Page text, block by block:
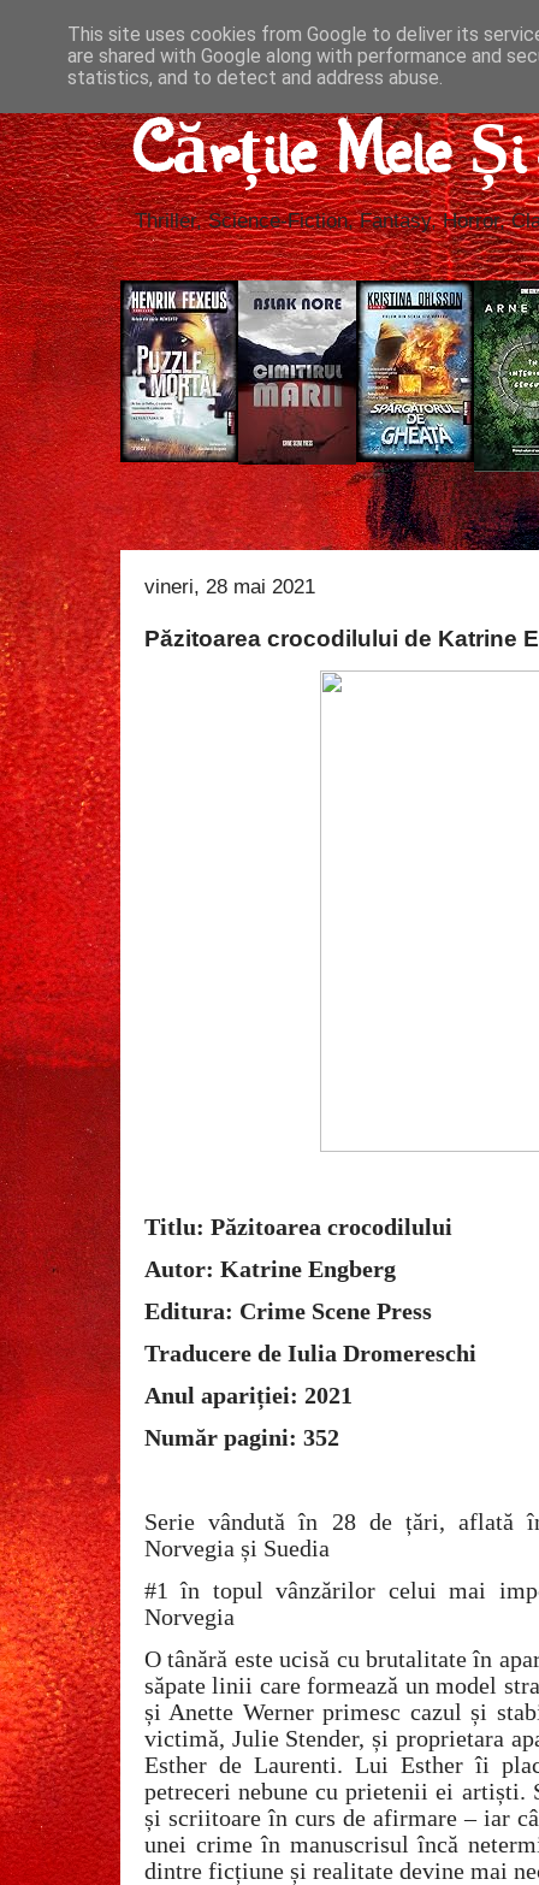
Cărțile Mele
Thriller, Science-Fiction, Fantasy, Horror,
vineri, 28 mai 2021
Păzitoarea crocodilului de Katrine
Titlu: Păzitoarea crocodilului
Autor: Katrine Engberg
Editura: Crime Scene Press
Traducere de Iulia Dromereschi
Anul apariției: 2021
Număr pagini: 352
Serie vândută în 28 de țări, aflată
Norvegia și Suedia
#1 în topul vânzărilor celui mai
Norvegia
O tânără este ucisă cu brutalitate în
săpate linii care formează un model
și Anette Werner primesc cazul și
victimă, Julie Stender, și proprietara
Esther de Laurenti. Lui Esther îi
petreceri nebune cu prietenii ei artiști.
și scriitoare în curs de afirmare – iar
unei crime în manuscrisul încă
dintre ficțiune și realitate devine mai
This site uses cookies from Google to deliver its
are shared with Google along with performance and
statistics, and to detect and address abuse.